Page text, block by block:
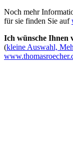
Noch mehr
für sie finden Sie auf
Ich wünsche Ihnen
(kleine Auswahl,